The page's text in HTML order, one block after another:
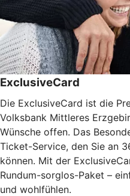
ExclusiveCard
Die ExclusiveCard ist die
Volksbank Mittleres
Wünsche offen. Das
Ticket-Service, den Sie an
können. Mit der
Rundum-sorglos-Paket –
und wohlfühlen.